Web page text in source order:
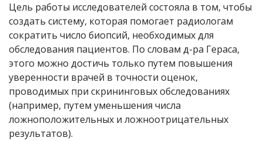
Цель работы исследователей состояла в том, чтобы
создать систему, которая помогает радиологам
сократить число биопсий, необходимых для
обследования пациентов. По словам д-ра Гераса,
этого можно достичь только путем повышения
уверенности врачей в точности оценок,
проводимых при скрининговых обследованиях
(например, путем уменьшения числа
ложноположительных и ложноотрицательных
результатов).